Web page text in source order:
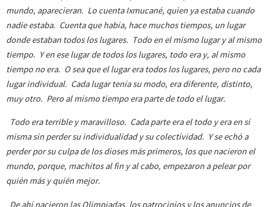
mundo, aparecieran. Lo cuenta Ixmucané, quien ya estaba cuando
nadie estaba. Cuenta que había, hace muchos tiempos, un lugar
donde estaban todos los lugares. Todo en el mismo lugar y al mismo
tiempo. Y en ese lugar de todos los lugares, todo era y, al mismo
tiempo no era. O sea que el lugar era todos los lugares, pero no cada
lugar individual. Cada lugar tenía su modo, era diferente, distinto,
muy otro. Pero al mismo tiempo era parte de todo el lugar.
Todo era terrible y maravilloso. Cada parte era el todo y era en sí
misma sin perder su individualidad y su colectividad. Y se echó a
perder por su culpa de los dioses más primeros, los que nacieron el
mundo, porque, machitos al fin y al cabo, empezaron a pelear por
quién más y quién mejor.
De ahí nacieron las Olimpiadas, los patrocinios y los anuncios de